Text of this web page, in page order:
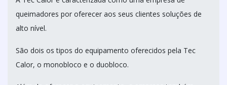
queimadores por oferecer aos seus clientes soluções de
alto nível.
São dois os tipos do equipamento oferecidos pela Tec
Calor, o monobloco e o duobloco.